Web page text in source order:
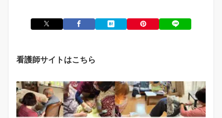
看護師サイトはこちら